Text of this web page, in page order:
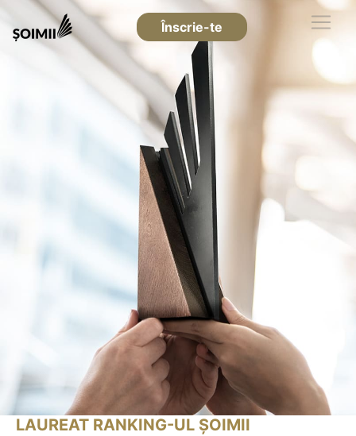
Înscrie-te
LAUREAT RANKING-UL ȘOIMII